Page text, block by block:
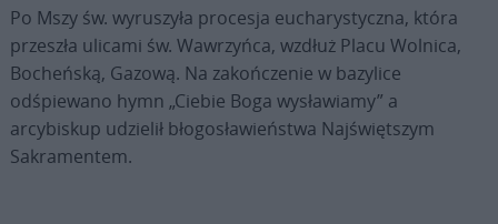
Po Mszy św. wyruszyła procesja eucharystyczna, która
przeszła ulicami św. Wawrzyńca, wzdłuż Placu Wolnica,
Bocheńską, Gazową. Na zakończenie w bazylice
odśpiewano hymn „Ciebie Boga wysławiamy” a
arcybiskup udzielił błogosławieństwa Najświętszym
Sakramentem.